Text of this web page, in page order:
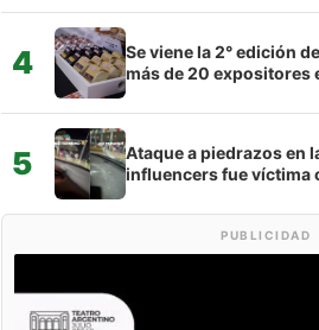
4
Se viene la 2° edición
más de 20 expositores
5
Ataque a piedrazos en
influencers fue víctima
PUBLICIDAD